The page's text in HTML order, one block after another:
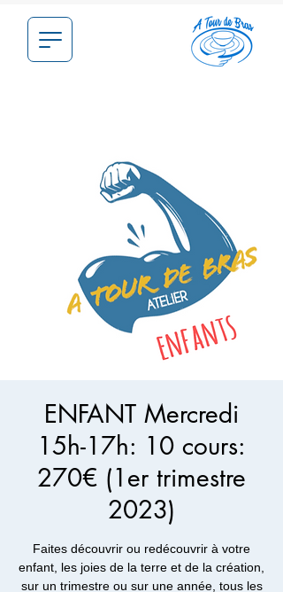
ENFANT Mercredi
15h-17h: 10 cours:
270€ (1er trimestre
2023)
Faites découvrir ou redécouvrir à votre
enfant, les joies de la terre et de la création,
sur un trimestre ou sur une année, tous les